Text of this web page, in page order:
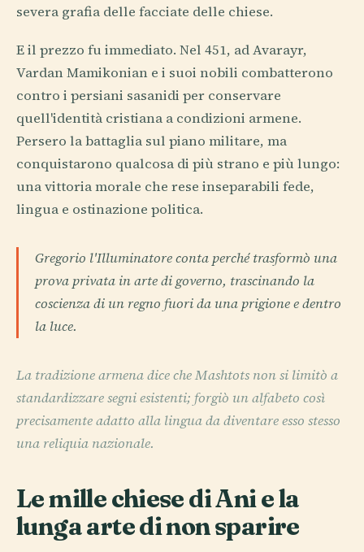
severa grafia delle facciate delle chiese.
E il prezzo fu immediato. Nel 451, ad Avarayr,
Vardan Mamikonian e i suoi nobili combatterono
contro i persiani sasanidi per conservare
quell'identità cristiana a condizioni armene.
Persero la battaglia sul piano militare, ma
conquistarono qualcosa di più strano e più lungo:
una vittoria morale che rese inseparabili fede,
lingua e ostinazione politica.
Gregorio l'Illuminatore conta perché trasformò una
prova privata in arte di governo, trascinando la
coscienza di un regno fuori da una prigione e dentro
la luce.
La tradizione armena dice che Mashtots non si limitò a
standardizzare segni esistenti; forgiò un alfabeto così
precisamente adatto alla lingua da diventare esso stesso
una reliquia nazionale.
Le mille chiese di Ani e la
lunga arte di non sparire